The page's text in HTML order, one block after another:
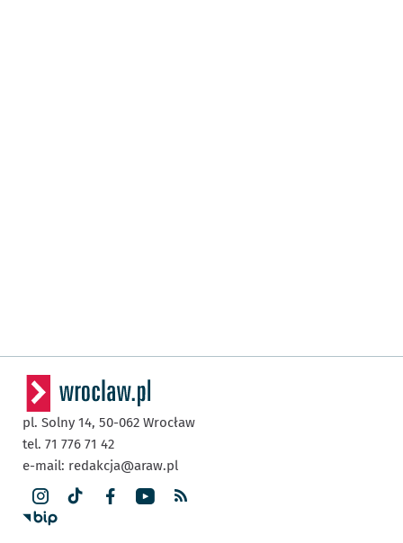
pl. Solny 14, 50-062 Wrocław
tel. 71 776 71 42
e-mail: redakcja@araw.pl